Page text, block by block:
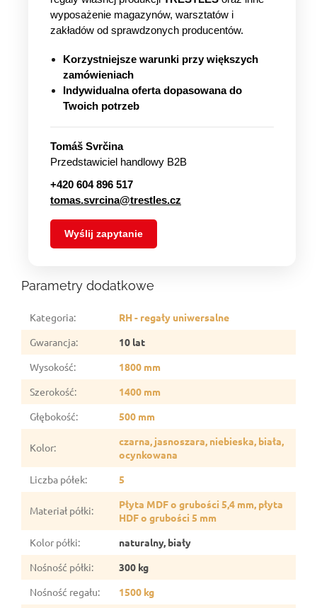
wyposażenie magazynów, warsztatów i
zakładów od sprawdzonych producentów.
Korzystniejsze warunki przy większych
zamówieniach
Indywidualna oferta dopasowana do
Twoich potrzeb
Tomáš Svrčina
Przedstawiciel handlowy B2B
+420 604 896 517
tomas.svrcina@trestles.cz
Wyślij zapytanie
Parametry dodatkowe
Kategoria:
RH - regały uniwersalne
Gwarancja:
10 lat
Wysokość:
1800 mm
Szerokość:
1400 mm
Głębokość: 500 mm
Kolor:
czarna, jasnoszara, niebieska, biała,
ocynkowana
Liczba półek: 5
Materiał półki:
Płyta MDF o grubości 5,4 mm, płyta
HDF o grubości 5 mm
Kolor półki:
naturalny, biały
Nośność półki:
300 kg
Nośność regału:
1500 kg